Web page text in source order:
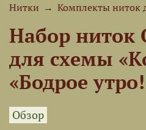
Нитки → Комплекты ниток
Набор ниток
для схемы
«Бодрое
Обзор